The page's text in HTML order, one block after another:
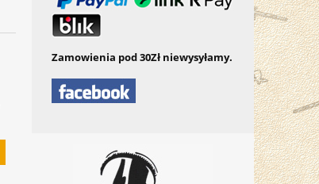
Zamowienia pod 30Zł niewysyłamy.